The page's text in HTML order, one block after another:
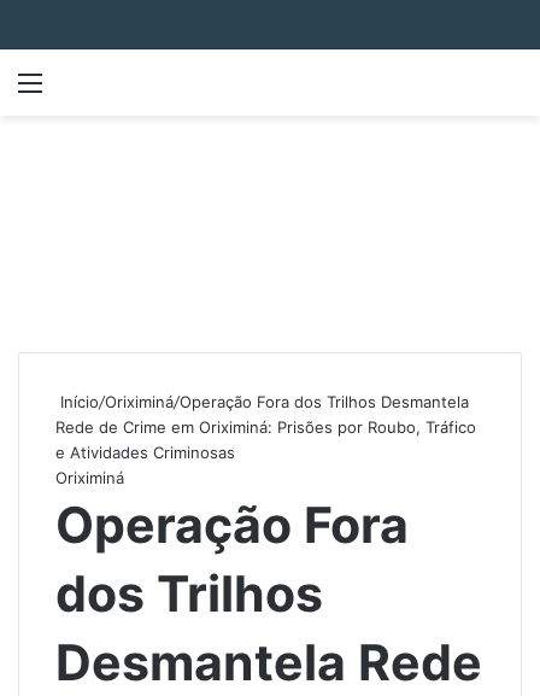
Início/Oriximiná/Operação Fora dos Trilhos Desmantela
Rede de Crime em Oriximiná: Prisões por Roubo, Tráfico
e Atividades Criminosas
Oriximiná
Operação Fora
dos Trilhos
Desmantela Rede